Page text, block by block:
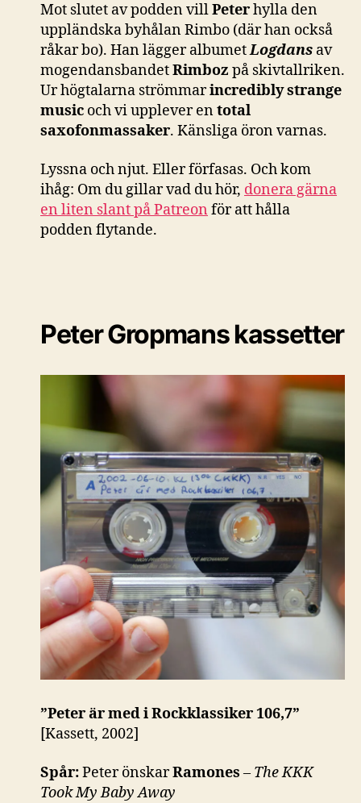
Mot slutet av podden villPeterhylla den
uppländska byhålan Rimbo (där han också
råkar bo). Han lägger albumetLogdans av
mogendansbandetRimboz på skivtallriken.
Ur högtalarna strömmarincredibly strange
music och vi upplever entotal
saxofonmassaker. Känsliga öron varnas.
Lyssna och njut. Eller förfasas. Och kom
ihåg: Om du gillar vad du hör, donera gärna
en liten slant på Patreon för att hålla
podden flytande.
Peter Gropmans kassetter
”Peter är med i Rockklassiker 106,7”
[Kassett, 2002]
Spår:Peter önskarRamones – The KKK
Took My Baby Away